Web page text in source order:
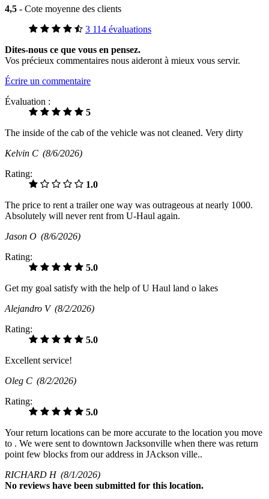
4,5 - Cote moyenne des clients
3 114 évaluations
Dites-nous ce que vous en pensez.
Vos précieux commentaires nous aideront à mieux vous servir.
Écrire un commentaire
Évaluation :
5
The inside of the cab of the vehicle was not cleaned. Very dirty
Kelvin C (8/6/2026)
Rating:
1.0
The price to rent a trailer one way was outrageous at nearly 1000.
Absolutely will never rent from U-Haul again.
Jason O (8/6/2026)
Rating:
5.0
Get my goal satisfy with the help of U Haul land o lakes
Alejandro V (8/2/2026)
Rating:
5.0
Excellent service!
Oleg C (8/2/2026)
Rating:
5.0
Your return locations can be more accurate to the location you move
to . We were sent to downtown Jacksonville when there was return
point few blocks from our address in JAckson ville..
RICHARD H (8/1/2026)
No reviews have been submitted for this location.